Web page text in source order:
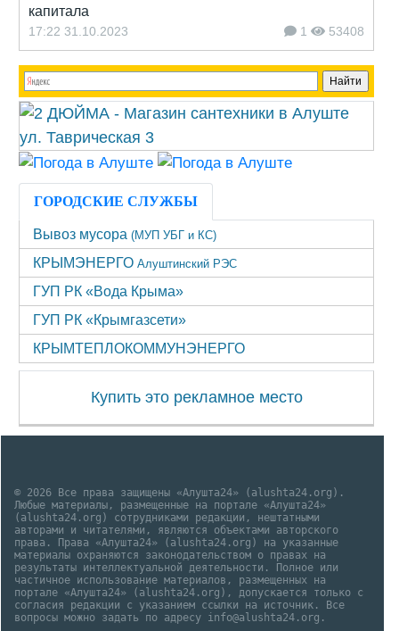
капитала
17:22 31.10.2023 1 53408
ГОРОДСКИЕ СЛУЖБЫ
Вывоз мусора (МУП УБГ и КС)
КРЫМЭНЕРГО Алуштинский РЭС
ГУП РК «Вода Крыма»
ГУП РК «Крымгазсети»
КРЫМТЕПЛОКОММУНЭНЕРГО
Купить это рекламное место
© 2026 Все права защищены «Алушта24» (alushta24.org).
Любые материалы, размещенные на портале «Алушта24»
(alushta24.org) сотрудниками редакции, нештатными
авторами и читателями, являются объектами авторского
права. Права «Алушта24» (alushta24.org) на указанные
материалы охраняются законодательством о правах на
результаты интеллектуальной деятельности. Полное или
частичное использование материалов, размещенных на
портале «Алушта24» (alushta24.org), допускается только с
согласия редакции с указанием ссылки на источник. Все
вопросы можно задать по адресу info@alushta24.org.